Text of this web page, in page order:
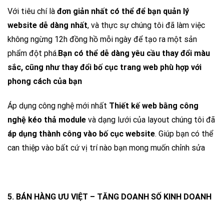
Với tiêu chí là đơn giản nhất có thể để bạn quản lý
website dễ dàng nhất, và thực sự chúng tôi đã làm việc
không ngừng 12h đồng hồ mỗi ngày để tạo ra một sản
phẩm đột phá. Bạn có thể dễ dàng yêu cầu thay đổi màu
sắc, cũng như thay đổi bố cục trang web phù hợp với
phong cách của bạn
Áp dụng công nghệ mới nhất Thiết kế web bằng công
nghệ kéo thả module và dạng lưới của layout chúng tôi đã
áp dụng thành công vào bố cục website. Giúp bạn có thể
can thiệp vào bất cứ vị trí nào bạn mong muốn chỉnh sửa
5. BÁN HÀNG ƯU VIỆT – TĂNG DOANH SỐ KINH DOANH